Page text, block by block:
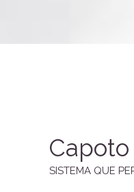
SISTEMA QUE